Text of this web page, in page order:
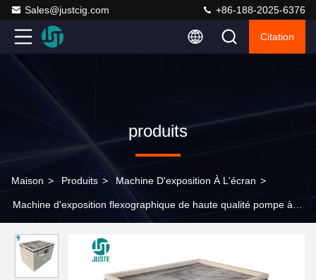
Sales@justcig.com +86-188-2025-6376
Citation
produits
Maison > Produits > Machine D'exposition À L'écran >
Machine d'exposition flexographique de haute qualité pompe à
cadre de vide